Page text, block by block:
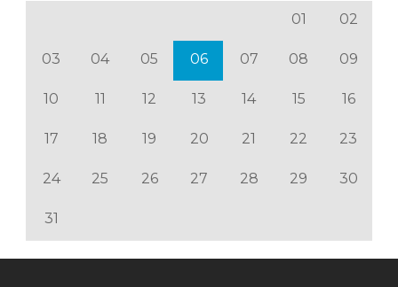
01 02
03 04 05 06 07 08 09
10 11 12 13 14 15 16
17 18 19 20 21 22 23
24 25 26 27 28 29 30
31